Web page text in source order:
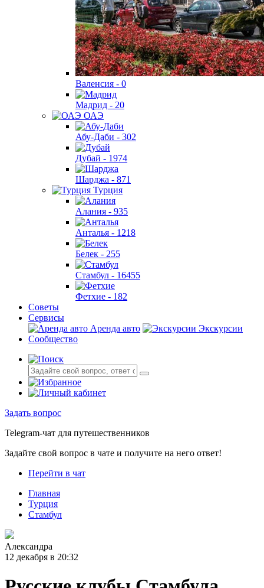
Валенсия - 0
Мадрид - 20
ОАЭ
Абу-Даби - 302
Дубай - 1974
Шарджа - 871
Турция
Алания - 935
Анталья - 1218
Белек - 255
Стамбул - 16455
Фетхие - 182
Советы
Сервисы
Аренда авто
Экскурсии
Сообщество
Задать вопрос
Telegram-чат для путешественников
Задайте свой вопрос в чате и получите на него ответ!
Перейти в чат
Главная
Турция
Стамбул
Александра
12 декабря в 20:32